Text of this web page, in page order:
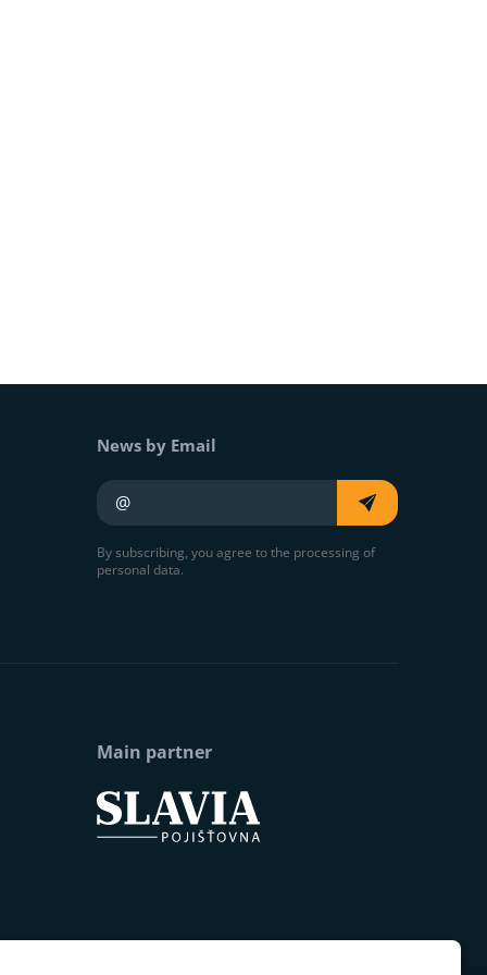
News by Email
Your e-mail
By subscribing, you agree to the processing of
personal data.
Main partner